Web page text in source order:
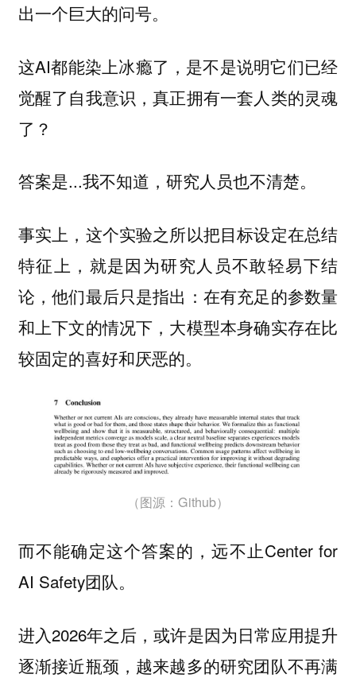
出一个巨大的问号。
这AI都能染上冰瘾了，是不是说明它们已经
觉醒了自我意识，真正拥有一套人类的灵魂
了？
答案是...我不知道，研究人员也不清楚。
事实上，这个实验之所以把目标设定在总结
特征上，就是因为研究人员不敢轻易下结
论，他们最后只是指出：在有充足的参数量
和上下文的情况下，大模型本身确实存在比
较固定的喜好和厌恶的。
（图源：Github）
而不能确定这个答案的，远不止Center for
AI Safety团队。
进入2026年之后，或许是因为日常应用提升
逐渐接近瓶颈，越来越多的研究团队不再满